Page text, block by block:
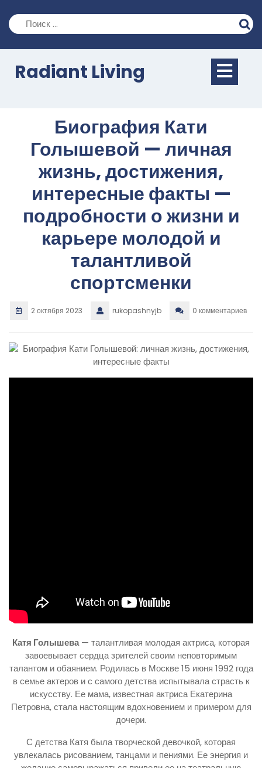
содержимому
Radiant Living
Биография Кати
Голышевой — личная
жизнь, достижения,
интересные факты —
подробности о жизни и
карьере молодой и
талантливой
спортсменки
2 октября 2023 rukopashnyjb 0 комментариев
Катя Голышева— талантливая молодая актриса, которая
завоевывает сердца зрителей своим неповторимым
талантом и обаянием. Родилась в Москве 15 июня 1992 года
в семье актеров и с самого детства испытывала страсть к
искусству. Ее мама, известная актриса Екатерина
Петровна, стала настоящим вдохновением и примером для
дочери.
С детства Катя была творческой девочкой, которая
увлекалась рисованием, танцами и пениями. Ее энергия и